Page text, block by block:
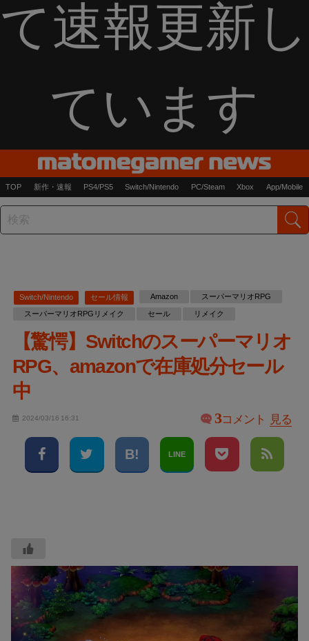
て速報更新し
ています
TOP 新作・速報 PS4/PS5 Switch/Nintendo PC/Steam Xbox App/Mobile
Switch/Nintendo セール情報 Amazon スーパーマリオRPG
スーパーマリオRPGリメイク セール リメイク
【驚愕】Switchのスーパーマリオ
RPG、amazonで在庫処分セール
中
2024/03/16 16:31 3コメント 見る
LINE